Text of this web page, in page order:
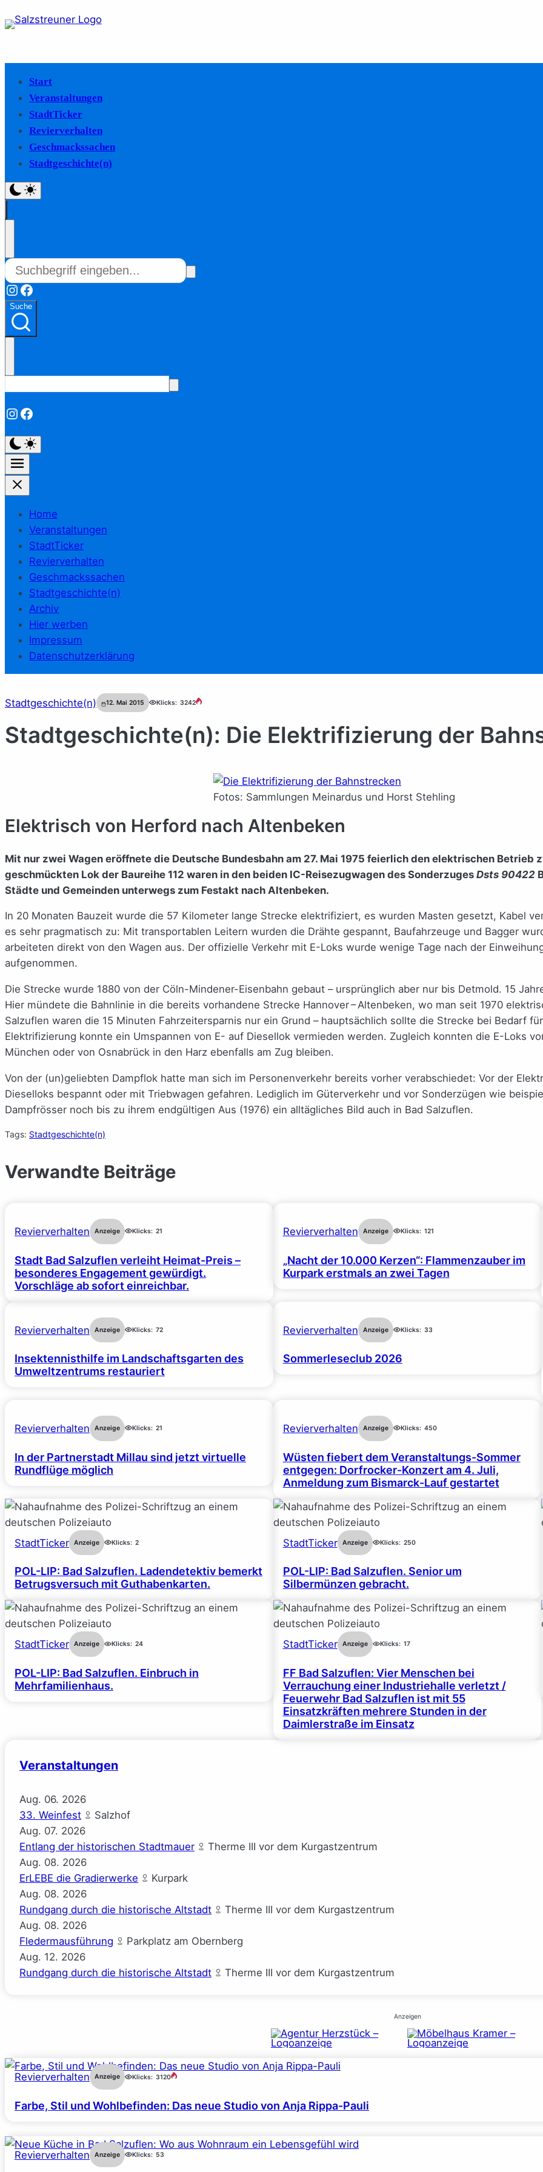
Start
Veranstaltungen
StadtTicker
Revierverhalten
Geschmackssachen
Stadtgeschichte(n)
Instagram
Facebook
Suche
Instagram
Facebook
Home
Veranstaltungen
StadtTicker
Revierverhalten
Geschmackssachen
Stadtgeschichte(n)
Archiv
Hier werben
Impressum
Datenschutzerklärung
Stadtgeschichte(n) 12. Mai 2015 Klicks: 3242
Stadtgeschichte(n): Die Elektrifizierung der
Fotos: Sammlungen Meinardus und Horst Stehling
Elektrisch von Herford nach Altenbeken
Mit nur zwei Wagen eröffnete die Deutsche Bundesbahn am 27. Mai 1975 feierlich den elektrischen
geschmückten Lok der Baureihe 112 waren in den beiden IC-Reisezugwagen des Sonderzuges Dsts 90422
Städte und Gemeinden unterwegs zum Festakt nach Altenbeken.
In 20 Monaten Bauzeit wurde die 57 Kilometer lange Strecke elektrifiziert, es wurden Masten gesetzt, Kabel
es sehr pragmatisch zu: Mit transportablen Leitern wurden die Drähte gespannt, Baufahrzeuge und Bagger
arbeiteten direkt von den Wagen aus. Der offizielle Verkehr mit E-Loks wurde wenige Tage nach der
aufgenommen.
Die Strecke wurde 1880 von der Cöln-Mindener-Eisenbahn gebaut – ursprünglich aber nur bis Detmold. 15
Hier mündete die Bahnlinie in die bereits vorhandene Strecke Hannover – Altenbeken, wo man seit 1970
Salzuflen waren die 15 Minuten Fahrzeitersparnis nur ein Grund – hauptsächlich sollte die Strecke bei Bedarf
Elektrifizierung konnte ein Umspannen von E- auf Diesellok vermieden werden. Zugleich konnten die E-Loks
München oder von Osnabrück in den Harz ebenfalls am Zug bleiben.
Von der (un)geliebten Dampflok hatte man sich im Personenverkehr bereits vorher verabschiedet: Vor der
Dieselloks bespannt oder mit Triebwagen gefahren. Lediglich im Güterverkehr und vor Sonderzügen wie
Dampfrösser noch bis zu ihrem endgültigen Aus (1976) ein alltägliches Bild auch in Bad Salzuflen.
Tags: Stadtgeschichte(n)
Verwandte Beiträge
Revierverhalten Anzeige Klicks: 21
Stadt Bad Salzuflen verleiht Heimat-Preis –
besonderes Engagement gewürdigt.
Vorschläge ab sofort einreichbar.
Revierverhalten Anzeige Klicks: 121
„Nacht der 10.000 Kerzen“: Flammenzauber im
Kurpark erstmals an zwei Tagen
Revierverhalten Anzeige Klicks: 72
Insektennisthilfe im Landschaftsgarten des
Umweltzentrums restauriert
Revierverhalten Anzeige Klicks: 33
Sommerleseclub 2026
Revierverhalten Anzeige Klicks: 21
In der Partnerstadt Millau sind jetzt virtuelle
Rundflüge möglich
Revierverhalten Anzeige Klicks: 450
Wüsten fiebert dem Veranstaltungs-Sommer
entgegen: Dorfrocker-Konzert am 4. Juli,
Anmeldung zum Bismarck-Lauf gestartet
StadtTicker Anzeige Klicks: 2
POL-LIP: Bad Salzuflen. Ladendetektiv bemerkt
Betrugsversuch mit Guthabenkarten.
StadtTicker Anzeige Klicks: 250
POL-LIP: Bad Salzuflen. Senior um
Silbermünzen gebracht.
StadtTicker Anzeige Klicks: 24
POL-LIP: Bad Salzuflen. Einbruch in
Mehrfamilienhaus.
StadtTicker Anzeige Klicks: 17
FF Bad Salzuflen: Vier Menschen bei
Verrauchung einer Industriehalle verletzt /
Feuerwehr Bad Salzuflen ist mit 55
Einsatzkräften mehrere Stunden in der
Daimlerstraße im Einsatz
Veranstaltungen
Aug. 06. 2026
33. Weinfest
Salzhof
Aug. 07. 2026
Entlang der historischen Stadtmauer
Therme III vor dem Kurgastzentrum
Aug. 08. 2026
ErLEBE die Gradierwerke
Kurpark
Aug. 08. 2026
Rundgang durch die historische Altstadt
Therme III vor dem Kurgastzentrum
Aug. 08. 2026
Fledermausführung
Parkplatz am Obernberg
Aug. 12. 2026
Rundgang durch die historische Altstadt
Therme III vor dem Kurgastzentrum
Anzeigen
Revierverhalten Anzeige Klicks: 3120
Farbe, Stil und Wohlbefinden: Das neue Studio von Anja Rippa-Pauli
Revierverhalten Anzeige Klicks: 53